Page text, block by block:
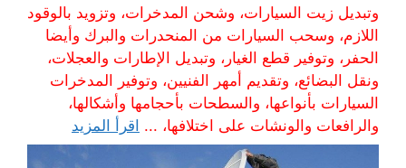
وتبديل زيت السيارات، وشحن المدخرات، وتزويد بالوقود
اللازم، وسحب السيارات من المنحدرات والبرك وأيضا
الحفر، وتوفير قطع الغيار، وتبديل الإطارات والعجلات،
ونقل البضائع، وتقديم أمهر الفنيين، وتوفير المدخرات
السيارات بأنواعها، والسطحات بأحجامها وأشكالها،
والرافعات والونشات على اختلافها، ... اقرأ المزيد